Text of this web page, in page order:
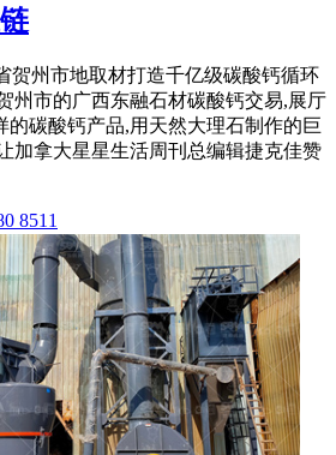
贺州市地取材打造千亿级碳酸钙循环
州市的广西东融石材碳酸钙交易,展厅
的碳酸钙产品,用天然大理石制作的巨
加拿大星星生活周刊总编辑捷克佳赞
8511